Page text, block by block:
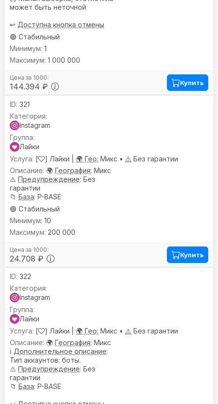
может быть неточной
↩️ Доступна кнопка отмены
🟢 Стабильный
144.394 ₽
1
1 000 000
Купить
321
Instagram
Лайки
[
] Лайки | 🌍 Гео: Микс • ⚠️ Без гарантии
🌍 География: Микс
⚠️ Предупреждениe: Без
гарантии
📁 База: P-BASE
🟢 Стабильный
24.708 ₽
10
200 000
Купить
322
Instagram
Лайки
[
] Лайки | 🌍 Гео: Микс • ⚠️ Без гарантии
🌍 География: Микс
ℹ️ Дополнительное описание:
Тип аккаунтов: боты.
⚠️ Предупреждениe: Без
гарантии
📁 База: P-BASE